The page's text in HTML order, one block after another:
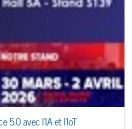
5.0 avec l’IA et l’IoT